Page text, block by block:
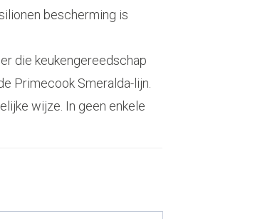
bescherming is
die keukengereedschap
Primecook Smeralda-lijn.
wijze. In geen enkele